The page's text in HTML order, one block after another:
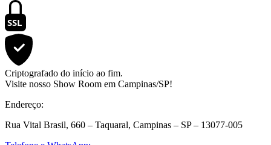
SSL
Criptografado do início ao fim.
Visite nosso Show Room em Campinas/SP!
Endereço:
Rua Vital Brasil, 660 – Taquaral, Campinas – SP – 13077-005